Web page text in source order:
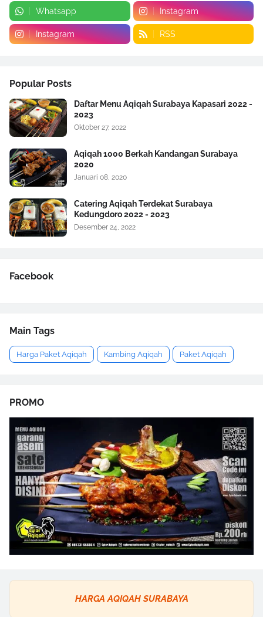
Whatsapp Instagram
Instagram RSS
Popular Posts
Daftar Menu Aqiqah Surabaya Kapasari 2022 -
2023
Oktober 27, 2022
Aqiqah 1000 Berkah Kandangan Surabaya
2020
Januari 08, 2020
Catering Aqiqah Terdekat Surabaya
Kedungdoro 2022 - 2023
Desember 24, 2022
Facebook
Main Tags
Harga Paket Aqiqah Kambing Aqiqah Paket Aqiqah
PROMO
HARGA AQIQAH SURABAYA